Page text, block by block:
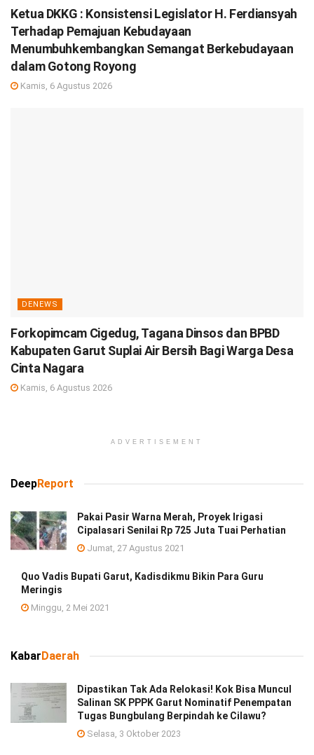
Ketua DKKG : Konsistensi Legislator H. Ferdiansyah
Terhadap Pemajuan Kebudayaan
Menumbuhkembangkan Semangat Berkebudayaan
dalam Gotong Royong
Kamis, 6 Agustus 2026
DENEWS
Forkopimcam Cigedug, Tagana Dinsos dan BPBD
Kabupaten Garut Suplai Air Bersih Bagi Warga Desa
Cinta Nagara
Kamis, 6 Agustus 2026
ADVERTISEMENT
DeepReport
Pakai Pasir Warna Merah, Proyek Irigasi
Cipalasari Senilai Rp 725 Juta Tuai Perhatian
Jumat, 27 Agustus 2021
Quo Vadis Bupati Garut, Kadisdikmu Bikin Para Guru
Meringis
Minggu, 2 Mei 2021
KabarDaerah
Dipastikan Tak Ada Relokasi! Kok Bisa Muncul
Salinan SK PPPK Garut Nominatif Penempatan
Tugas Bungbulang Berpindah ke Cilawu?
Selasa, 3 Oktober 2023